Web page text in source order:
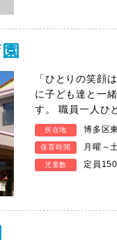
「ひとりの笑顔
に子ども達と一
す。 職員一人ひ
所在地 博多区
保育時間 月曜～
児童数 定員